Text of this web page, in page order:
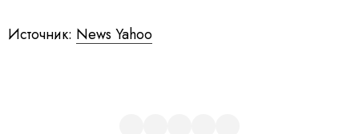
Источник: News Yahoo